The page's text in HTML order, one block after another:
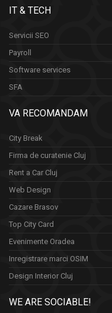
IT & TECH
Servicii SEO
Payroll
Software services
SFA
VA RECOMANDAM
City Break
Firma de curatenie Cluj
Rent a Car Cluj
Web Design
Cazare Brasov
Top City Card
Evenimente Oradea
Inregistrare marci OSIM
Design Interior Cluj
WE ARE SOCIABLE!